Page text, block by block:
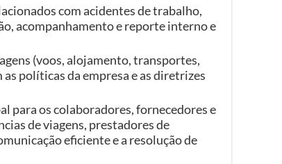
com acidentes de trabalho,
acompanhamento e reporte interno e
(voos, alojamento, transportes,
políticas da empresa e as diretrizes
para os colaboradores, fornecedores e
de viagens, prestadores de
eficiente e a resolução de